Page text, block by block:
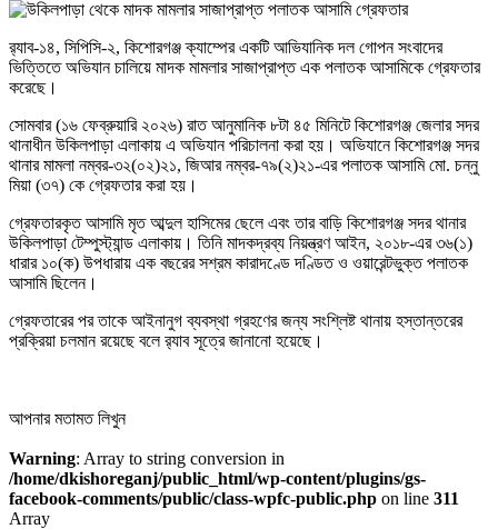
র‌্যাব-১৪, সিপিসি-২, কিশোরগঞ্জ ক্যাম্পের একটি আভিযানিক দল গোপন সংবাদের
ভিত্তিতে অভিযান চালিয়ে মাদক মামলার সাজাপ্রাপ্ত এক পলাতক আসামিকে গ্রেফতার
করেছে।
সোমবার (১৬ ফেব্রুয়ারি ২০২৬) রাত আনুমানিক ৮টা ৪৫ মিনিটে কিশোরগঞ্জ জেলার সদর
থানাধীন উকিলপাড়া এলাকায় এ অভিযান পরিচালনা করা হয়। অভিযানে কিশোরগঞ্জ সদর
থানার মামলা নম্বর-৩২(০২)২১, জিআর নম্বর-৭৯(২)২১-এর পলাতক আসামি মো. চন্নু
মিয়া (৩৭) কে গ্রেফতার করা হয়।
গ্রেফতারকৃত আসামি মৃত আব্দুল হাসিমের ছেলে এবং তার বাড়ি কিশোরগঞ্জ সদর থানার
উকিলপাড়া টেম্পুস্ট্যান্ড এলাকায়। তিনি মাদকদ্রব্য নিয়ন্ত্রণ আইন, ২০১৮-এর ৩৬(১)
ধারার ১০(ক) উপধারায় এক বছরের সশ্রম কারাদণ্ডে দণ্ডিত ও ওয়ারেন্টভুক্ত পলাতক
আসামি ছিলেন।
গ্রেফতারের পর তাকে আইনানুগ ব্যবস্থা গ্রহণের জন্য সংশ্লিষ্ট থানায় হস্তান্তরের
প্রক্রিয়া চলমান রয়েছে বলে র‌্যাব সূত্রে জানানো হয়েছে।
আপনার মতামত লিখুন
Warning: Array to string conversion in
/home/dkishoreganj/public_html/wp-content/plugins/gs-
facebook-comments/public/class-wpfc-public.php on line 311
Array